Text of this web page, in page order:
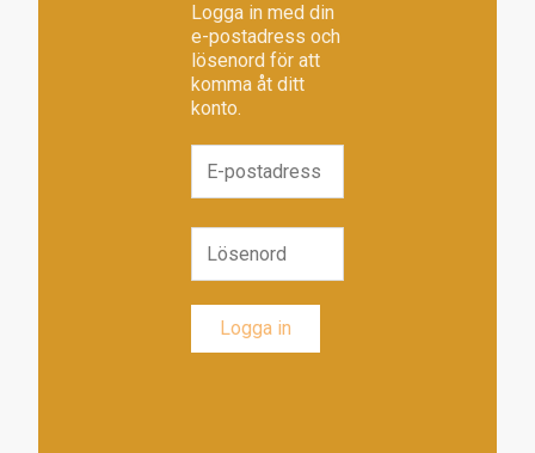
Logga in med din
e-postadress och
lösenord för att
komma åt ditt
konto.